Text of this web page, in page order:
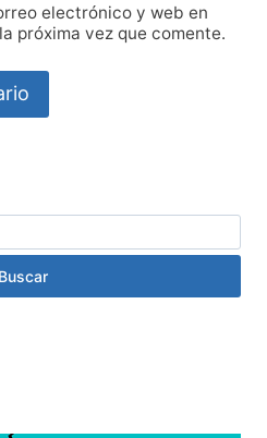
electrónico y web en
próxima vez que comente.
Buscar